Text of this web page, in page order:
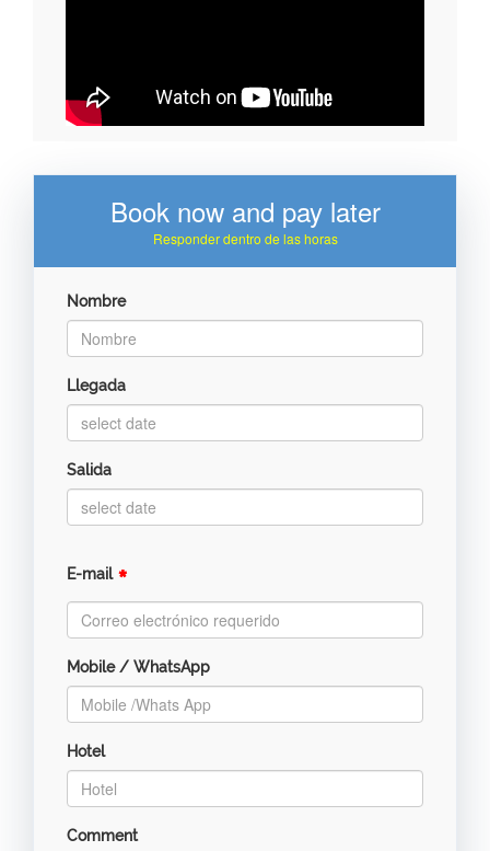
Book now and pay later
Responder dentro de las horas
Nombre
Llegada
Salida
E-mail *
Mobile / WhatsApp
Hotel
Comment